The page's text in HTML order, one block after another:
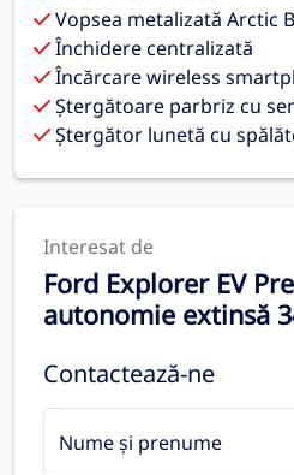
Vopsea metalizată Arctic
Închidere centralizată
Încărcare wireless
Ștergătoare parbriz cu
Ștergător lunetă cu
Interesat de
Ford Explorer EV
autonomie extinsă
Contactează-ne
Nume și prenume